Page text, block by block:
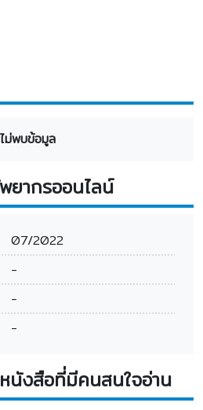
ไม่พบข้อมูล
ยากรออนไลน์
07/2022
-
-
-
หนังสือที่มีคนสนใจอ่าน